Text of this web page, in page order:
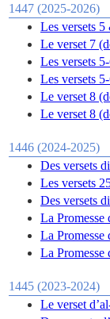
1447 (2025-2026)
Les versets 5
Le verset 7
Les versets
Les versets
Le verset 8
Le verset 8
1446 (2024-2025)
Des versets
Les versets
Des versets
La Promesse
La Promesse
La Promesse
1445 (2023-2024)
Le verset